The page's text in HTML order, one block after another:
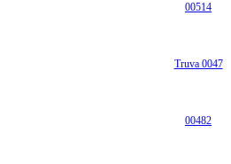
00514
Truva 0047
00482